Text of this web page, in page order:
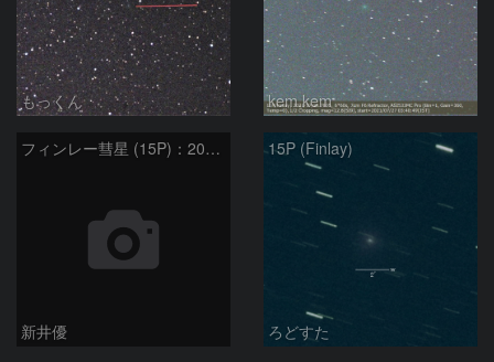
もっくん kem.kem
フィンレー彗星 (15P)：2021/07/19
新井優
15P (Finlay)
ろどすた